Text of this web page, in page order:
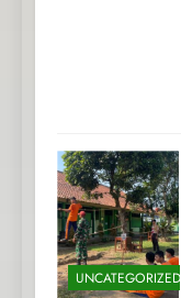
UNCATEGORIZED